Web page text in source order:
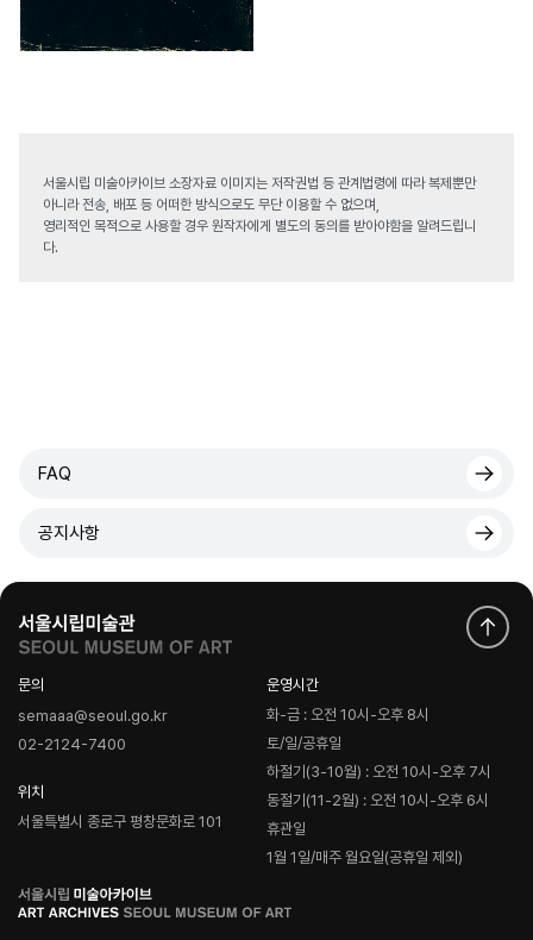
서울시립 미술아카이브 소장자료 이미지는 저작권법 등 관계법령에 따라 복제뿐만
아니라 전송, 배포 등 어떠한 방식으로도 무단 이용할 수 없으며,
영리적인 목적으로 사용할 경우 원작자에게 별도의 동의를 받아야함을 알려드립니
다.
FAQ
공지사항
문의
semaaa@seoul.go.kr
02-2124-7400
위치
서울특별시 종로구 평창문화로 101
운영시간
화-금 : 오전 10시-오후 8시
토/일/공휴일
하절기(3-10월) : 오전 10시-오후 7시
동절기(11-2월) : 오전 10시-오후 6시
휴관일
1월 1일/매주 월요일(공휴일 제외)
로
고